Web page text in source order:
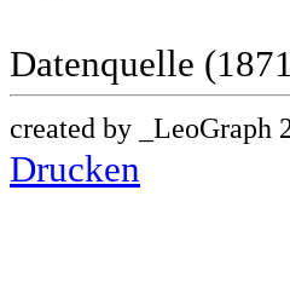
Datenquelle
created by _LeoGraph
Drucken